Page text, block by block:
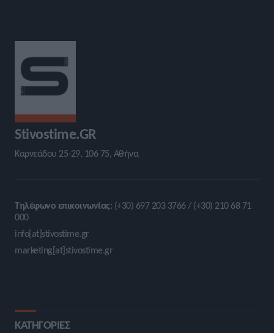
Stivostime.GR
Καρνεάδου 25-29, 106 75, Αθήνα
Τηλέφωνο επικοινωνίας: (+30) 697 203 3766 / (+30) 210 68 71
000
info[at]stivostime.gr
marketing[at]stivostime.gr
ΚΑΤΗΓΟΡΙΕΣ